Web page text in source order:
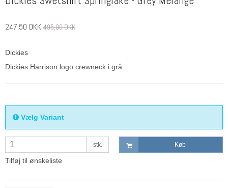
247,50 DKK 495,00 DKK
Dickies
Dickies Harrison logo crewneck i grå.
Vælg Variant
stk. Køb
Tilføj til ønskeliste